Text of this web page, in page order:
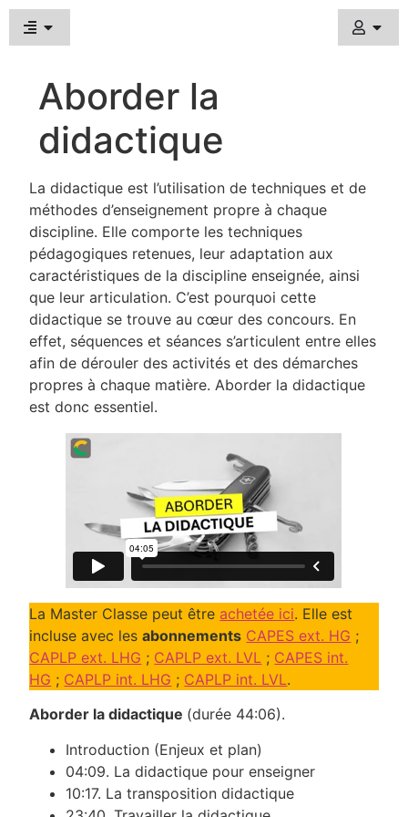
Aborder la
didactique
La didactique est l’utilisation de techniques et de
méthodes d’enseignement propre à chaque
discipline. Elle comporte les techniques
pédagogiques retenues, leur adaptation aux
caractéristiques de la discipline enseignée, ainsi
que leur articulation. C’est pourquoi cette
didactique se trouve au cœur des concours. En
effet, séquences et séances s’articulent entre elles
afin de dérouler des activités et des démarches
propres à chaque matière. Aborder la didactique
est donc essentiel.
La Master Classe peut être achetée ici. Elle est
incluse avec lesabonnements CAPES ext. HG ;
CAPLP ext. LHG ; CAPLP ext. LVL ; CAPES int.
HG ; CAPLP int. LHG ; CAPLP int. LVL.
Aborder la didactique (durée 44:06).
Introduction (Enjeux et plan)
04:09. La didactique pour enseigner
10:17. La transposition didactique